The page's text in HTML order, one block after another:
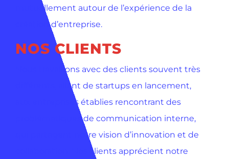
mutuellement autour de l’expérience de la
création d’entreprise.
NOS CLIENTS
Nous travaillons avec des clients souvent très
différents, allant de startups en lancement,
aux entreprises établies rencontrant des
problématiques de communication interne,
qui partagent notre vision d’innovation et de
collaboration. Nos clients apprécient notre